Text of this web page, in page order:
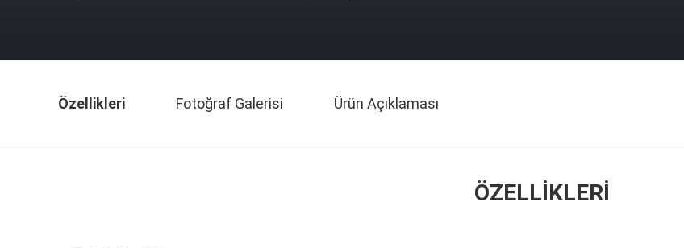
Özellikleri Fotoğraf Galerisi Ürün Açıklaması
ÖZELLIKLERI